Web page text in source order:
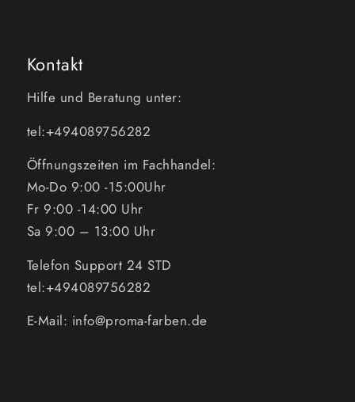
Kontakt
Hilfe und Beratung unter:
tel:+494089756282
Öffnungszeiten im Fachhandel:
Mo-Do 9:00 -15:00Uhr
Fr 9:00 -14:00 Uhr
Sa 9:00 – 13:00 Uhr
Telefon Support 24 STD
tel:+494089756282
E-Mail: info@proma-farben.de